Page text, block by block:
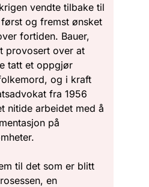
vendte tilbake til
og fremst ønsket
fortiden. Bauer,
provosert over at
tatt et oppgjør
og i kraft
fra 1956
nitide arbeidet med å
på
til det som er blitt
en